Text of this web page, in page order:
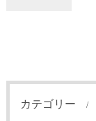
カテゴリー